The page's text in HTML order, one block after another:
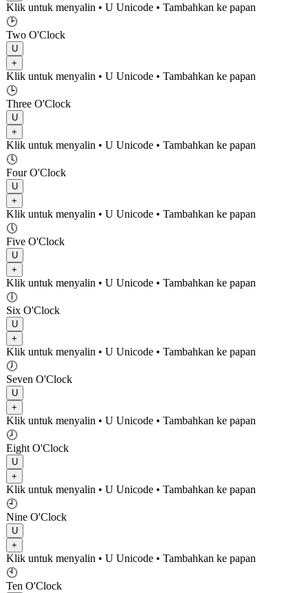
Klik untuk menyalin • U Unicode • Tambahkan ke papan
🕑
Two O'Clock
U
+
Klik untuk menyalin • U Unicode • Tambahkan ke papan
🕒
Three O'Clock
U
+
Klik untuk menyalin • U Unicode • Tambahkan ke papan
🕓
Four O'Clock
U
+
Klik untuk menyalin • U Unicode • Tambahkan ke papan
🕔
Five O'Clock
U
+
Klik untuk menyalin • U Unicode • Tambahkan ke papan
🕕
Six O'Clock
U
+
Klik untuk menyalin • U Unicode • Tambahkan ke papan
🕖
Seven O'Clock
U
+
Klik untuk menyalin • U Unicode • Tambahkan ke papan
🕗
Eight O'Clock
U
+
Klik untuk menyalin • U Unicode • Tambahkan ke papan
🕘
Nine O'Clock
U
+
Klik untuk menyalin • U Unicode • Tambahkan ke papan
🕙
Ten O'Clock